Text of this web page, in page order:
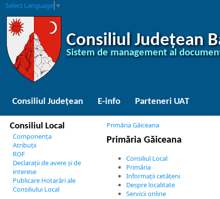
Select Language ▼
Consiliul Județean
Sistem de management al
Consiliul Județean E-info Parteneri UAT
Consiliul Local
Componența
Atribuții
ROF
Declarații de avere și de
interese
Publicare Hotarâri ale
Consiliului Local
Primăria Găiceana
Primăria Găiceana
Consiliul Local
Primăria
Informații cetățeni
Despre localitate
Servicii online